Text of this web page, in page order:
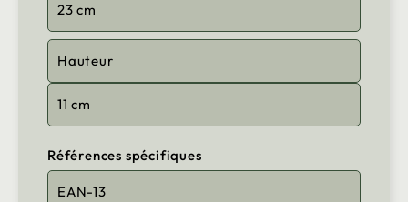
23 cm
Hauteur
11 cm
Références spécifiques
EAN-13